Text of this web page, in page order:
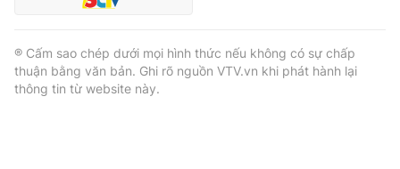
® Cấm sao chép dưới mọi hình thức nếu không có sự chấp
thuận bằng văn bản. Ghi rõ nguồn VTV.vn khi phát hành lại
thông tin từ website này.